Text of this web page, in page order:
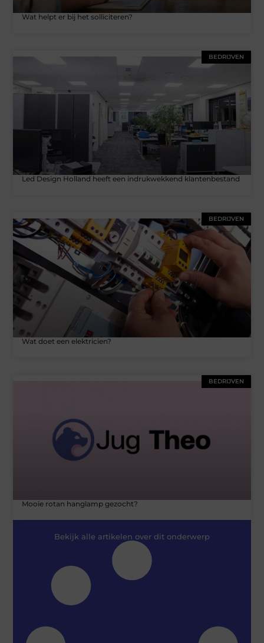
Wat helpt er bij het solliciteren?
BEDRIJVEN
Led Design Holland heeft een indrukwekkend klantenbestand
BEDRIJVEN
Wat doet een elektricien?
BEDRIJVEN
Mooie rotan hanglamp gezocht?
Bekijk alle artikelen over dit onderwerp